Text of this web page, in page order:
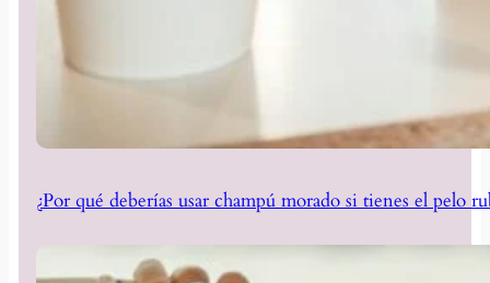
¿Por qué deberías usar champú morado si tienes el pelo